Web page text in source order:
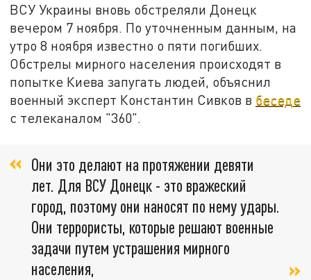
ВСУ Украины вновь обстреляли Донецк
вечером 7 ноября. По уточненным данным, на
утро 8 ноября известно о пяти погибших.
Обстрелы мирного населения происходят в
попытке Киева запугать людей, объяснил
военный эксперт Константин Сивков в беседе
с телеканалом "360".
Они это делают на протяжении девяти
лет. Для ВСУ Донецк - это вражеский
город, поэтому они наносят по нему удары.
Они террористы, которые решают военные
задачи путем устрашения мирного
населения,